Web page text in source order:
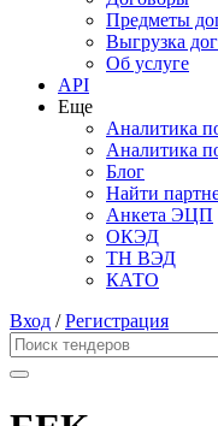
Предметы
Выгрузка
Об услуге
API
Еще
Аналитика
Аналитика
Блог
Найти
Анкета ЭЦП
ОКЭД
ТН ВЭД
КАТО
Вход /Регистрация